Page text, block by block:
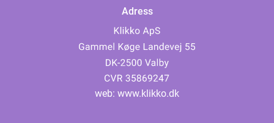
Adress
web: www.klikko.dk